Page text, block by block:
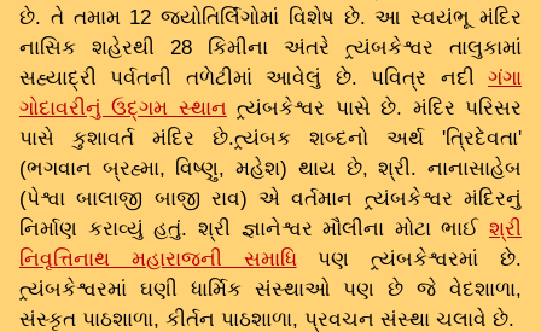
છે. તે તમામ 12 જ્યોતિર્લિંગોમાં વિશેષ છે. આ સ્વયંભૂ મંદિર
નાસિક શહેરથી 28 કિમીના અંતરે ત્ર્યંબકેશ્વર તાલુકામાં
સહ્યાદ્રી પર્વતની તળેટીમાં આવેલું છે. પવિત્ર નદી ગંગા
ગોદાવરીનું ઉદ્ગમ સ્થાન ત્ર્યંબકેશ્વર પાસે છે. મંદિર પરિસર
પાસે કુશાવર્ત મંદિર છે.ત્ર્યંબક શબ્દનો અર્થ 'ત્રિદેવતા'
(ભગવાન બ્રહ્મા, વિષ્ણુ, મહેશ) થાય છે, શ્રી. નાનાસાહેબ
(પેશ્વા બાલાજી બાજી રાવ) એ વર્તમાન ત્ર્યંબકેશ્વર મંદિરનું
નિર્માણ કરાવ્યું હતું. શ્રી જ્ઞાનેશ્વર મૌલીના મોટા ભાઈ શ્રી
નિવૃત્તિનાથ મહારાજની સમાધિપણ ત્ર્યંબકેશ્વરમાં છે.
ત્ર્યંબકેશ્વરમાં ઘણી ધાર્મિક સંસ્થાઓ પણ છે જે વેદશાળા,
સંસ્કૃત પાઠશાળા, કીર્તન પાઠશાળા, પ્રવચન સંસ્થા ચલાવે છે.